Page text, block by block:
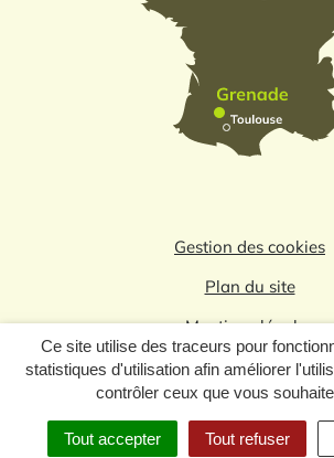
Ce site utilise des traceurs pour
statistiques d'utilisation afin améliorer
contrôler ceux que vous
Tout accepter Tout refuser
Logo
Gestion des cookies
Plan du site
Mentions légales
Politique de